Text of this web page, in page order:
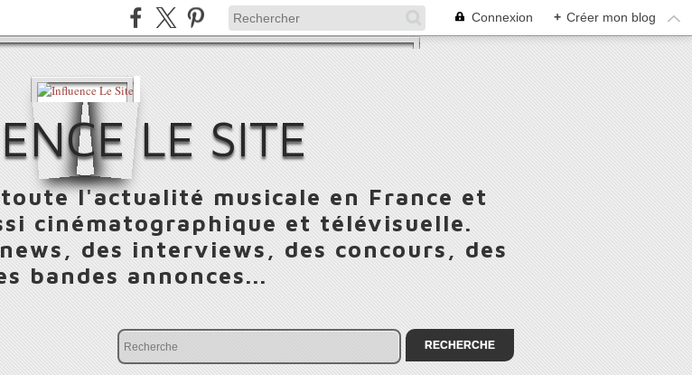
Connexion + Créer mon blog
LE SITE
l'actualité musicale en France et
cinématographique et télévisuelle.
des interviews, des concours, des
bandes annonces...